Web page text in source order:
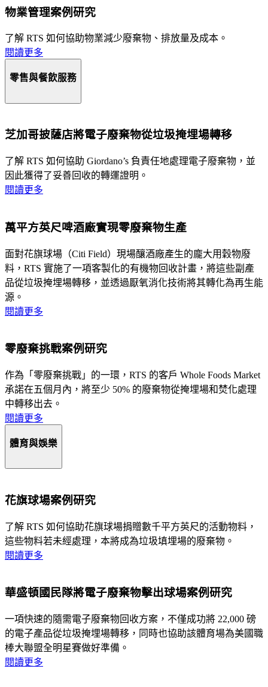
物業管理案例研究
了解 RTS 如何協助物業減少廢棄物、排放量及成本。
閱讀更多
零售與餐飲服務
芝加哥披薩店將電子廢棄物從垃圾掩埋場轉移
了解 RTS 如何協助 Giordano’s 負責任地處理電子廢棄物，並
因此獲得了妥善回收的轉運證明。
閱讀更多
萬平方英尺啤酒廠實現零廢棄物生產
面對花旗球場（Citi Field）現場釀酒廠產生的龐大用穀物廢
料，RTS 實施了一項客製化的有機物回收計畫，將這些副產
品從垃圾掩埋場轉移，並透過厭氧消化技術將其轉化為再生能
源。
閱讀更多
零廢棄挑戰案例研究
作為「零廢棄挑戰」的一環，RTS 的客戶 Whole Foods Market
承諾在五個月內，將至少 50% 的廢棄物從掩埋場和焚化處理
中轉移出去。
閱讀更多
體育與娛樂
花旗球場案例研究
了解 RTS 如何協助花旗球場捐贈數千平方英尺的活動物料，
這些物料若未經處理，本將成為垃圾填埋場的廢棄物。
閱讀更多
華盛頓國民隊將電子廢棄物擊出球場案例研究
一項快速的隨需電子廢棄物回收方案，不僅成功將 22,000 磅
的電子產品從垃圾掩埋場轉移，同時也協助該體育場為美國職
棒大聯盟全明星賽做好準備。
閱讀更多